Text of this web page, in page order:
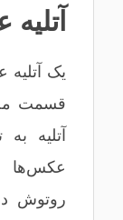
یک
قسمت
آتلیه
عکس‌ها
روتوش